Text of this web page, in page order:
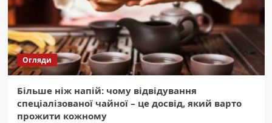
Огляди
Більше ніж напій: чому відвідування
спеціалізованої чайної – це досвід, який варто
прожити кожному